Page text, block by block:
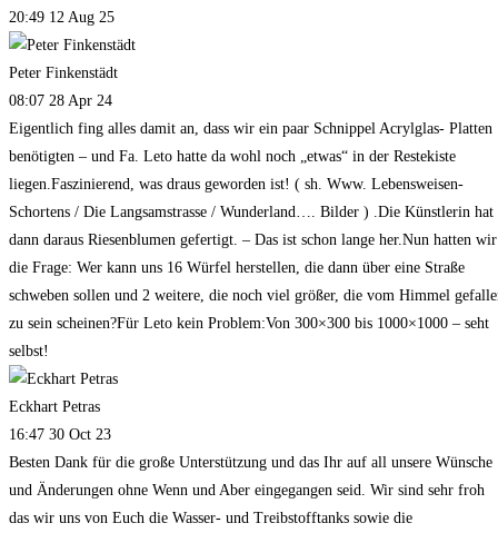
20:49 12 Aug 25
Peter Finkenstädt
08:07 28 Apr 24
Eigentlich fing alles damit an, dass wir ein paar Schnippel Acrylglas- Platten
benötigten – und Fa. Leto hatte da wohl noch „etwas“ in der Restekiste
liegen.Faszinierend, was draus geworden ist! ( sh. Www. Lebensweisen-
Schortens / Die Langsamstrasse / Wunderland…. Bilder ) .Die Künstlerin hat
dann daraus Riesenblumen gefertigt. – Das ist schon lange her.Nun hatten wir
die Frage: Wer kann uns 16 Würfel herstellen, die dann über eine Straße
schweben sollen und 2 weitere, die noch viel größer, die vom Himmel
zu sein scheinen?Für Leto kein Problem:Von 300×300 bis 1000×1000 – seht
selbst!
Eckhart Petras
16:47 30 Oct 23
Besten Dank für die große Unterstützung und das Ihr auf all unsere Wünsche
und Änderungen ohne Wenn und Aber eingegangen seid. Wir sind sehr froh
das wir uns von Euch die Wasser- und Treibstofftanks sowie die